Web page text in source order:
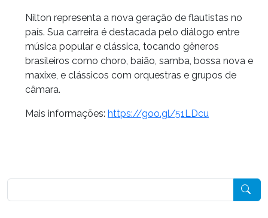
Nilton representa a nova geração de flautistas no
país. Sua carreira é destacada pelo diálogo entre
música popular e clássica, tocando gêneros
brasileiros como choro, baião, samba, bossa nova e
maxixe, e clássicos com orquestras e grupos de
câmara.
Mais informações: https://goo.gl/51LDcu